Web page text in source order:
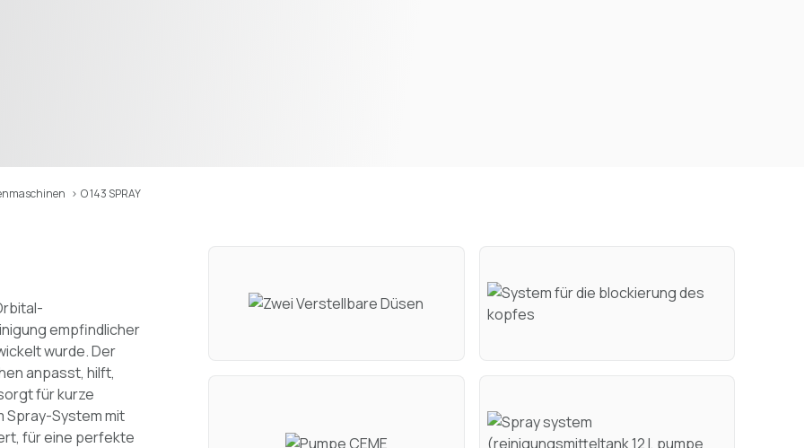
> O 143 SPRAY
empfindlicher
wurde. Der
anpasst, hilft,
für kurze
Spray-System mit
für eine perfekte